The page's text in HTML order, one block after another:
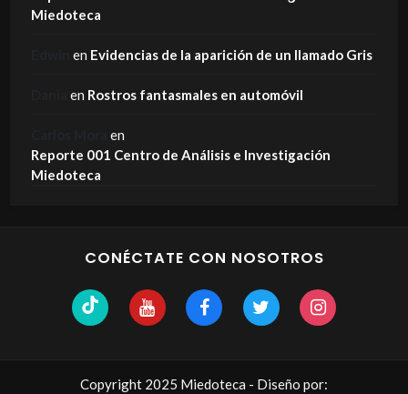
Miedoteca
en Evidencias de la aparición de un llamado Gris
en Rostros fantasmales en automóvil
en
Reporte 001 Centro de Análisis e Investigación
Miedoteca
CONÉCTATE CON NOSOTROS
Copyright 2025 Miedoteca - Diseño por: